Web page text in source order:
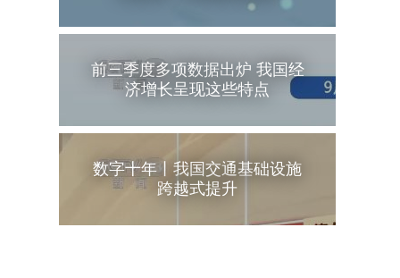
前三季度多项数据出炉 我国经
济增长呈现这些特点
数字十年丨我国交通基础设施
跨越式提升